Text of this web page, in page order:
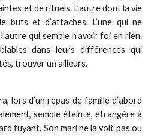
et de rituels. L’autre dont la vie
buts et d’attaches. L’une qui ne
qui semble n’avoir foi en rien.
dans leurs différences qui
trouver un ailleurs.
lors d’un repas de famille d’abord
semble éteinte, étrangère à
fuyant. Son mari ne la voit pas ou